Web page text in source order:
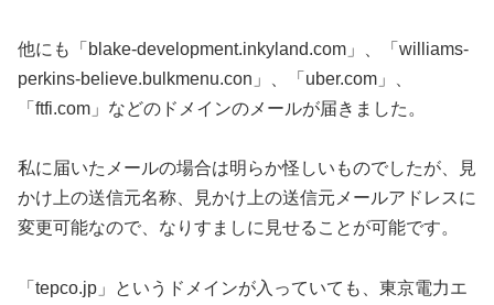
他にも「blake-development.inkyland.com」、「williams-
perkins-believe.bulkmenu.con」、「uber.com」、
「ftfi.com」などのドメインのメールが届きました。
私に届いたメールの場合は明らか怪しいものでしたが、見
かけ上の送信元名称、見かけ上の送信元メールアドレスに
変更可能なので、なりすましに見せることが可能です。
「tepco.jp」というドメインが入っていても、東京電力エ